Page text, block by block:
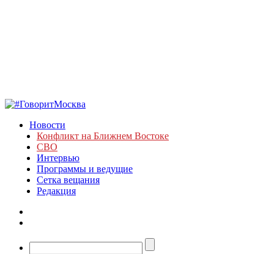
Новости
Конфликт на Ближнем Востоке
СВО
Интервью
Программы и ведущие
Сетка вещания
Редакция